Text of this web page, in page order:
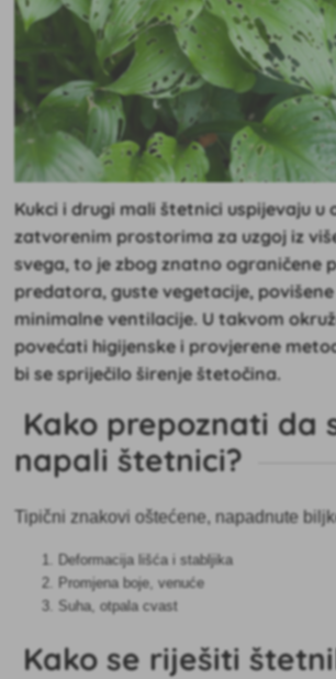
Kukci i drugi mali štetnici uspijevaju u
zatvorenim prostorima za uzgoj iz
svega, to je zbog znatno ograničene
predatora, guste vegetacije,
minimalne ventilacije. U takvom
povećati higijenske i provjerene
bi se spriječilo širenje štetočina.
Kako prepoznati da
napali štetnici?
Tipični znakovi oštećene, napadnute
Deformacija lišća i stabljika
Promjena boje, venuće
Suha, otpalacvast
Kako se riješiti